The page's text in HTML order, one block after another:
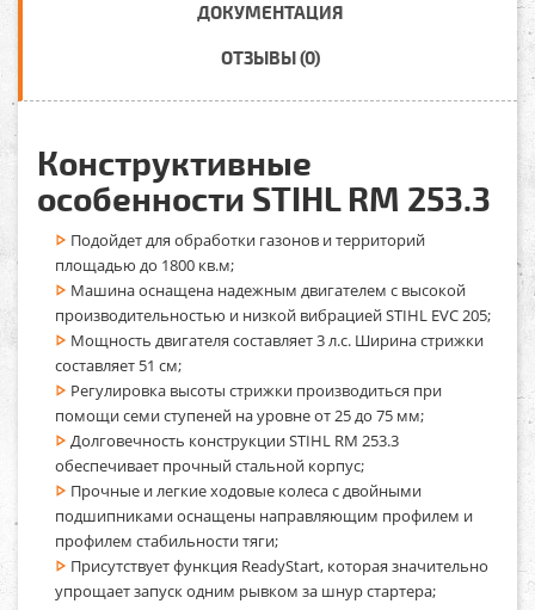
ДОКУМЕНТАЦИЯ
ОТЗЫВЫ (0)
Конструктивные
особенности STIHL RM 253.3
Подойдет для обработки газонов и территорий
площадью до 1800 кв.м;
Машина оснащена надежным двигателем с высокой
производительностью и низкой вибрацией STIHL EVC 205;
Мощность двигателя составляет 3 л.с. Ширина стрижки
составляет 51 см;
Регулировка высоты стрижки производиться при
помощи семи ступеней на уровне от 25 до 75 мм;
Долговечность конструкции STIHL RM 253.3
обеспечивает прочный стальной корпус;
Прочные и легкие ходовые колеса с двойными
подшипниками оснащены направляющим профилем и
профилем стабильности тяги;
Присутствует функция ReadyStart, которая значительно
упрощает запуск одним рывком за шнур стартера;